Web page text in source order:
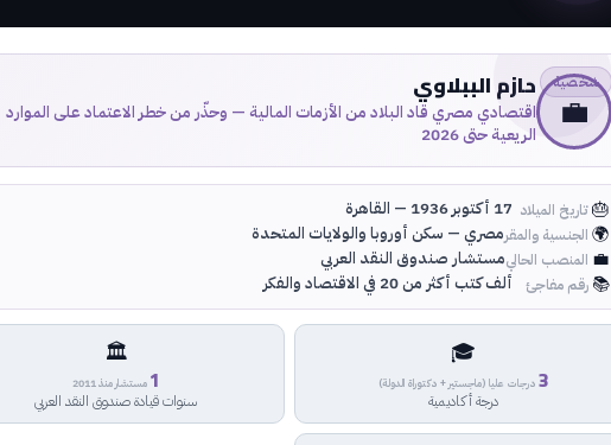
شخصية
💼
حازم الببلاوي
اقتصادي مصري قاد البلاد من الأزمات المالية — وحذّر من خطر الاعتماد على الموارد
الريعية حتى 2026
🎂تاريخ الميلاد 17 أكتوبر 1936 — القاهرة
🌍 الجنسية والمقرمصري — سكن أوروبا والولايات المتحدة
💼 المنصب الحاليمستشار صندوق النقد العربي
📚 رقم مفاجئ ألف كتب أكثر من 20 في الاقتصاد والفكر
🎓
3 درجات عليا (ماجستير + دكتوراة الدولة)
درجة أكاديمية
🏛
1 مستشار منذ 2011
سنوات قيادة صندوق النقد العربي